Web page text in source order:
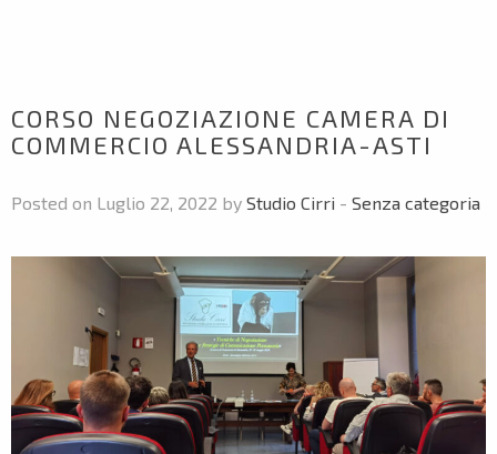
CORSO NEGOZIAZIONE CAMERA DI
COMMERCIO ALESSANDRIA-ASTI
Posted on Luglio 22, 2022 by Studio Cirri - Senza categoria